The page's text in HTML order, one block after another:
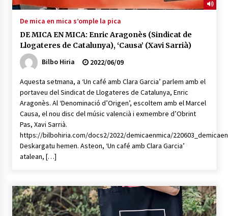
De mica en mica s’omple la pica
DE MICA EN MICA: Enric Aragonès (Sindicat de
Llogateres de Catalunya), ‘Causa’ (Xavi Sarrià)
Bilbo Hiria
2022/06/09
Aquesta setmana, a ‘Un café amb Clara Garcia’ parlem amb el
portaveu del Sindicat de Llogateres de Catalunya, Enric
Aragonès. Al ‘Denominació d’Origen’, escoltem amb el Marcel
Causa, el nou disc del músic valencià i exmembre d’Obrint
Pas, Xavi Sarrià.
https://bilbohiria.com/docs2/2022/demicaenmica/
Deskargatu hemen. Asteon, ‘Un café amb Clara Garcia’
atalean, […]